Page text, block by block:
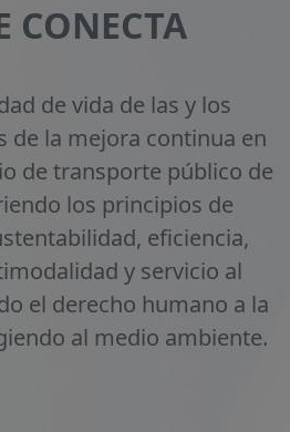
CONECTA
de vida de las y los
de la mejora continua en
de transporte público de
los principios de
eficiencia,
y servicio al
el derecho humano a la
al medio ambiente.